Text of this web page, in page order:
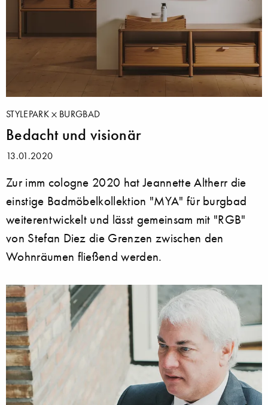
STYLEPARK BURGBAD
Bedacht und visionär
13.01.2020
Zur imm cologne 2020 hat Jeannette Altherr die
einstige Badmöbelkollektion "MYA" für ­burgbad
weiterentwickelt und lässt gemeinsam mit "RGB"
von Stefan Diez die Grenzen zwischen den
Wohnräumen fließend werden.